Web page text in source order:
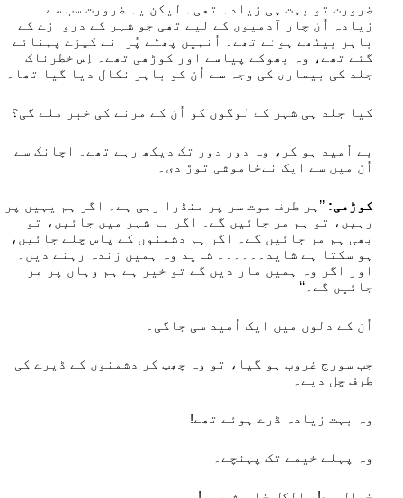
ضرورت تو بہت ہی زیادہ تھی۔ لیکن یہ ضرورت سب سے
زیادہ اُن چار آدمیوں کے لیے تھی جو شہر کے دروازے کے
باہر بیٹھے ہوئے تھے۔ اُنہیں پھٹے پُرانے کپڑے پہنائے
گئے تھے، وہ بھوکے پیاسے اور کوڑھی تھے۔ اِس خطرناک
جلد کی بیماری کی وجہ سے اُن کو باہر نکال دیا گیا تھا۔
کیا جلد ہی شہر کے لوگوں کو اُن کے مرنے کی خبر ملے گی؟
بے اُمید ہو کر، وہ دور دور تک دیکھ رہے تھے۔ اچانک سے
اُن میں سے ایک نےخاموشی توڑ دی۔
کوڑھی: ’’ہر طرف موت سر پر منڈرا رہی ہے۔ اگر ہم یہیں پر
رہیں، تو ہم مر جائیں گے۔ اگر ہم شہر میں جائیں، تو
بھی ہم مر جائیں گے۔ اگر ہم دشمنوں کے پاس چلے جائیں،
ہو سکتا ہے شاید۔۔۔۔۔۔ شاید وہ ہمیں زندہ رہنے دیں۔
اور اگر وہ ہمیں مار دیں گے تو خیر ہے ہم وہاں پر مر
جائیں گے۔‘‘
اُن کے دلوں میں ایک اُمید سی جاگی۔
جب سورج غروب ہو گیا، تو وہ چھِپ کر دشمنوں کے ڈیرے کی
طرف چل دیے۔
وہ بہت زیادہ ڈرے ہوئے تھے!
وہ پہلے خیمے تک پہنچے۔